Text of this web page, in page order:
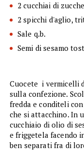
2 cucchiai di
2 spicchi d'aglio,
Sale q.b.
Semi di sesamo
Cuocete i vermicelli
sulla confezione.
fredda e conditeli
che si attacchino. In
cucchiaio di olio di
e friggetela facendo
ben separati fra di